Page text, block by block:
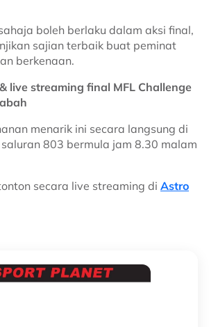
boleh berlaku dalam aksi final,
sajian terbaik buat peminat
berkenaan.
live streaming final MFL Challenge
menarik ini secara langsung di
803 bermula jam 8.30 malam
secara live streaming di Astro